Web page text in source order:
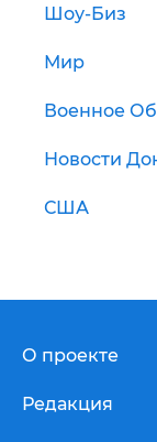
Шоу-Биз
Мир
Военное
Новости
США
О проекте
Редакция